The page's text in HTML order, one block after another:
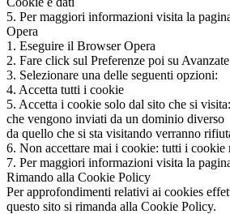
5. Per maggiori informazioni visita la
Opera
1. Eseguire il Browser Opera
2. Fare click sul Preferenze poi su
3. Selezionare una delle seguenti opzioni:
4. Accetta tutti i cookie
5. Accetta i cookie solo dal sito che si
che vengono inviati da un dominio diverso
da quello che si sta visitando verranno
6. Non accettare mai i cookie: tutti i cookie
7. Per maggiori informazioni visita la
Rimando alla Cookie Policy
Per approfondimenti relativi ai cookies
questo sito si rimanda alla Cookie Policy.